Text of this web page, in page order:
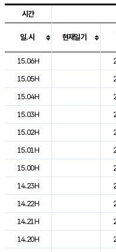
도시별 기상실황표로 지점,
시간
일.시 현재일기
15.06H
15.05H
15.04H
15.03H
15.02H
15.01H
15.00H
14.23H
14.22H
14.21H
14.20H